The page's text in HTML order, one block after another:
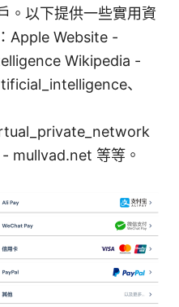
。以下提供一些實用資
Apple Website -
Wikipedia -
、
mullvad.net 等等。